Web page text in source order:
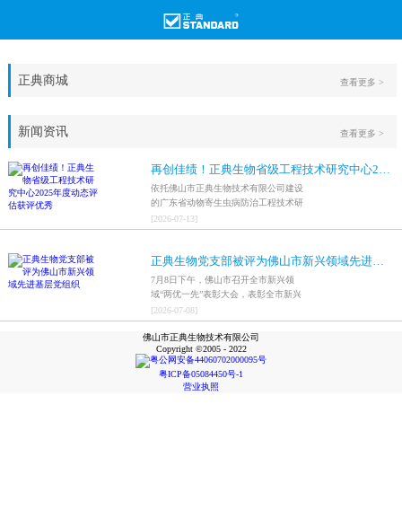
正典商城 查看更多 >
新闻资讯
再创佳绩！正典生物省级工程技术研究中心2025年度动态评估获评优秀
依托佛山市正典生物技术有限公司建设
的广东省动物寄生虫病防治工程技术研
究中心，在全省参评科研平台中综合表
现突出，成功获评最高评价等级“优
[2026-07-13]
正典生物党支部被评为佛山市新兴领域先进基层党组织
7月8日下午，佛山市召开全市新兴领
域“两优一先”表彰大会，表彰全市新兴
领域优秀共产党员、优秀党务工作者和
先进基层党组织，中共佛山市正典生物
技术有限公司支部委员会被评为佛山市
新兴领域先进基层党组织。
[2026-07-08]
查看更多 >
佛山市正典生物技术有限公司
Copyright ©2005 - 2022
粤公网安备44060702000095号
粤ICP备05084450号-1
营业执照